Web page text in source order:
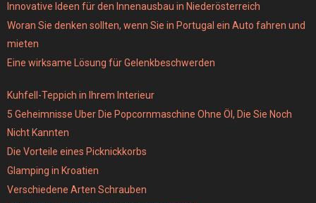
Innovative Ideen für den Innenausbau in Niederösterreich
Woran Sie denken sollten, wenn Sie in Portugal ein Auto fahren und
mieten
Eine wirksame Lösung für Gelenkbeschwerden
Kuhfell-Teppich in Ihrem Interieur
5 Geheimnisse Uber Die Popcornmaschine Ohne Öl, Die Sie Noch
Nicht Kannten
Die Vorteile eines Picknickkorbs
Glamping in Kroatien
Verschiedene Arten Schrauben